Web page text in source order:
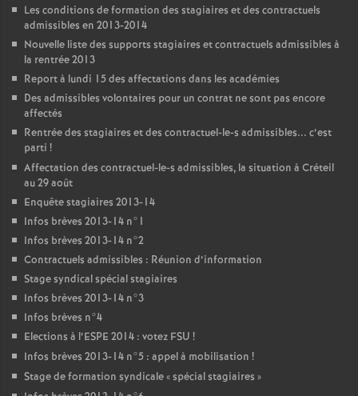
Les conditions de formation des stagiaires et des contractuels
admissibles en 2013-2014
Nouvelle liste des supports stagiaires et contractuels admissibles à
la rentrée 2013
Report à lundi 15 des affectations dans les académies
Des admissibles volontaires pour un contrat ne sont pas encore
affectés
Rentrée des stagiaires et des contractuel-le-s admissibles... c’est
parti !
Affectation des contractuel-le-s admissibles, la situation à Créteil
au 29 août
Enquête stagiaires 2013-14
Infos brèves 2013-14 n°1
Infos brèves 2013-14 n°2
Contractuels admissibles : Réunion d’information
Stage syndical spécial stagiaires
Infos brèves 2013-14 n°3
Infos brèves n°4
Elections à l’ESPE 2014 : votez FSU !
Infos brèves 2013-14 n°5 : appel à mobilisation !
Stage de formation syndicale «spécial stagiaires »